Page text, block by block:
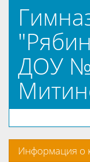
ДОУ №
Информация о